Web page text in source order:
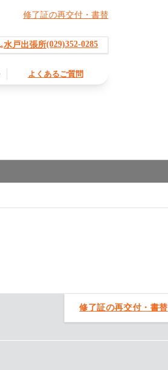
修了証の再交付・書替
水戸出張所(029)352-0285
よくあるご質問
修了証の再交付・書替